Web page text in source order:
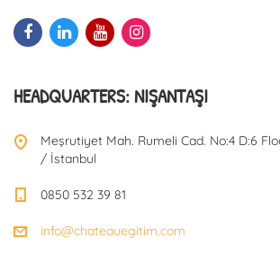
HEADQUARTERS: NIŞANTAŞI
Meşrutiyet Mah. Rumeli Cad. No:4 D:6
/ İstanbul
0850 532 39 81
info@chateauegitim.com